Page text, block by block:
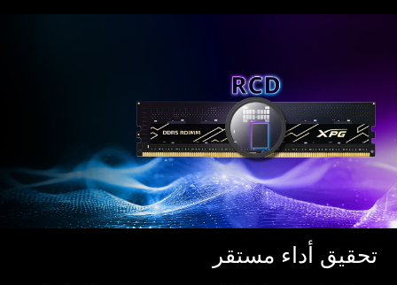
تحقيق أداء مستقر